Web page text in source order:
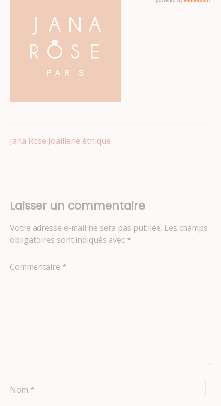
Navigation
l’article
Jana Rose Joaillerie éthique
Laisser un commentaire
Votre adresse e-mail ne sera pas publiée. Les champs
obligatoires sont indiqués avec *
Commentaire *
Nom *